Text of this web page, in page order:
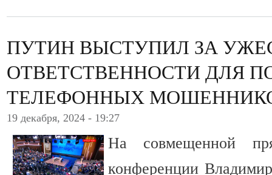
ПУТИН ВЫСТУПИЛ ЗА
ОТВЕТСТВЕННОСТИ ДЛЯ
ТЕЛЕФОННЫХ
19 декабря, 2024 - 19:27
На совмещенной
конференции